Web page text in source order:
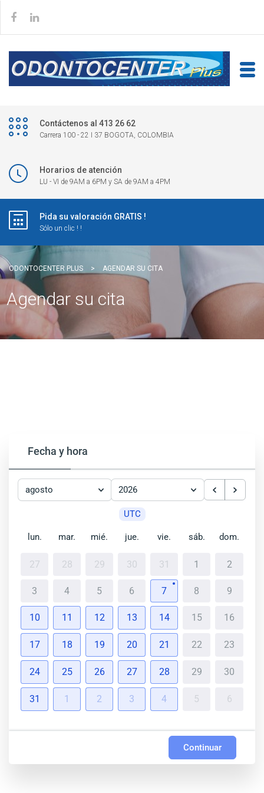
Contáctenos al 413 26 62
Carrera 100 - 22 I 37 BOGOTA, COLOMBIA
Horarios de atención
LU - VI de 9AM a 6PM y SA de 9AM a 4PM
Pida su valoración GRATIS !
Sólo un clic ! !
ODONTOCENTER PLUS > AGENDAR SU CITA
Agendar su cita
Fecha y hora
agosto 2026
UTC
lun. mar. mié. jue. vie. sáb. dom.
27 28 29 30 31 1 2
3 4 5 6 7 8 9
10 11 12 13 14 15 16
17 18 19 20 21 22 23
24 25 26 27 28 29 30
31 1 2 3 4 5 6
Continuar